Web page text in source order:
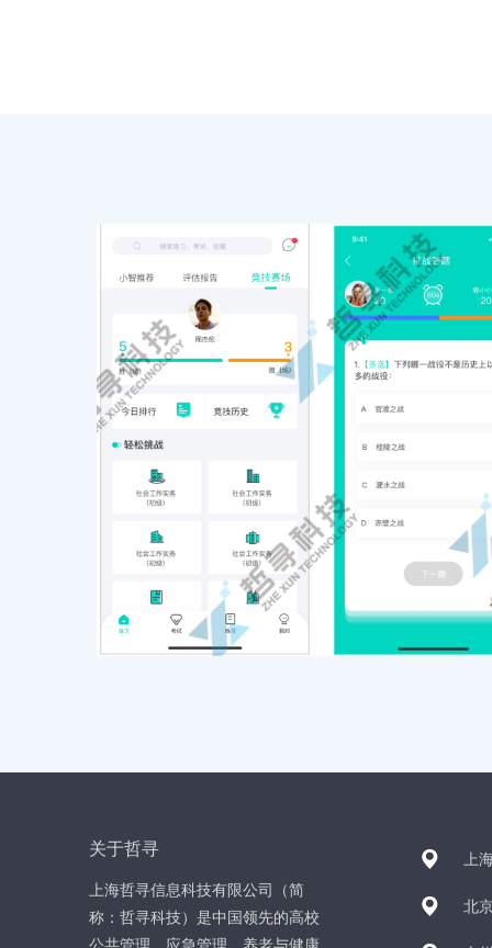
关于哲寻
上海哲寻信息科技有限公司（简
称：哲寻科技）是中国领先的高校
上
北